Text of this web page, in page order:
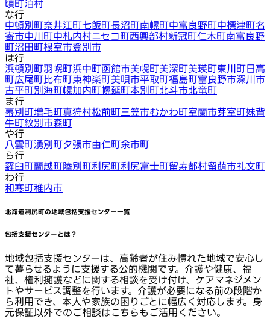
頃町泊村
な行
中頓別町奈井江町七飯町長沼町南幌町中富良野町中標津町名
寄市中川町中札内村ニセコ町西興部村新冠町仁木町南富良野
町沼田町根室市登別市
は行
浜頓別町羽幌町浜中町函館市美幌町美深町美瑛町東川町日高
町広尾町比布町東神楽町美唄市平取町福島町富良野市深川市
古平町別海町幌加内町幌延町本別町北斗市北竜町
ま行
幕別町増毛町真狩村松前町三笠市むかわ町室蘭市芽室町妹背
牛町紋別市森町
や行
八雲町湧別町夕張市由仁町余市町
ら行
羅臼町蘭越町陸別町利尻町利尻富士町留寿都村留萌市礼文町
わ行
和寒町稚内市
北海道利尻町の地域包括支援センター一覧
包括支援センターとは？
地域包括支援センターは、高齢者が住み慣れた地域で安心し
て暮らせるように支援する公的機関です。介護や健康、福
祉、権利擁護などに関する相談を受け付け、ケアマネジメン
トやサービス調整を行います。介護が必要になる前の段階か
ら利用でき、本人や家族の困りごとに幅広く対応します。身
元保証以外でのご相談はこちらもご活用ください。